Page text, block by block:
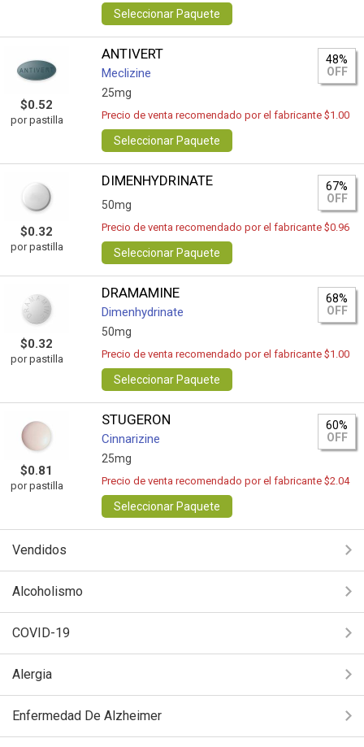
Seleccionar Paquete
$0.52
por pastilla
ANTIVERT
Meclizine
25mg
48%
OFF
Precio de venta recomendado por el fabricante $1.00
Seleccionar Paquete
$0.32
por pastilla
DIMENHYDRINATE
50mg
67%
OFF
Precio de venta recomendado por el fabricante $0.96
Seleccionar Paquete
$0.32
por pastilla
DRAMAMINE
Dimenhydrinate
50mg
68%
OFF
Precio de venta recomendado por el fabricante $1.00
Seleccionar Paquete
$0.81
por pastilla
STUGERON
Cinnarizine
25mg
60%
OFF
Precio de venta recomendado por el fabricante $2.04
Seleccionar Paquete
Vendidos
Alcoholismo
COVID-19
Alergia
Enfermedad De Alzheimer